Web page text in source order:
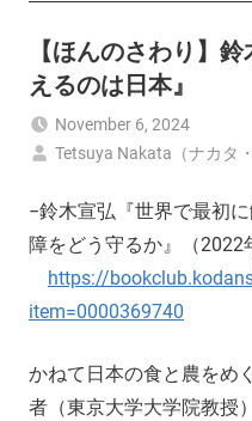
【ほんのさわり】
えるのは日本』
November 6, 2024
Tetsuya Nakata（ナカタ
−鈴木宣弘『世界で最初
障をどう守るか』（2022
https://
item=0000369740
かねて日本の食と農をめ
者（東京大学大学院教授